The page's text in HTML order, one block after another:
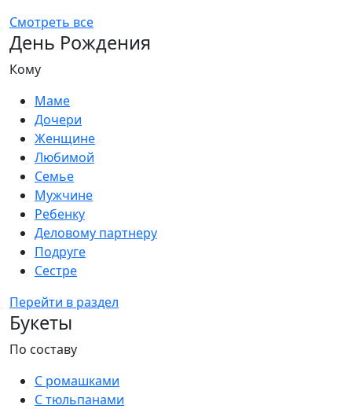
Смотреть все
День Рождения
Кому
Маме
Дочери
Женщине
Любимой
Семье
Мужчине
Ребенку
Деловому партнеру
Подруге
Сестре
Перейти в раздел
Букеты
По составу
С ромашками
С тюльпанами